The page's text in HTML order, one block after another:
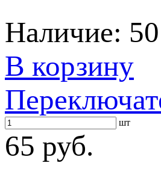
Наличие:
В корзину
шт
65 руб.